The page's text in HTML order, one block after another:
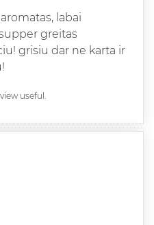
labai
greitas
grisiu dar ne karta ir
useful.